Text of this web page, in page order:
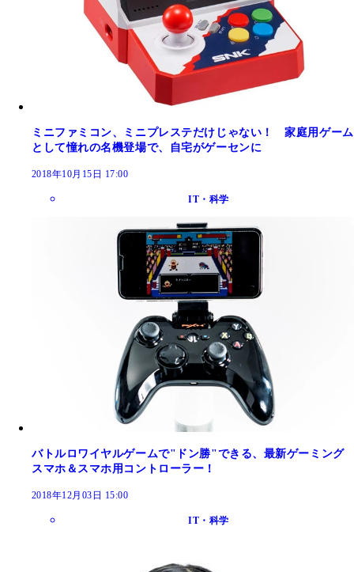
ミニファミコン、ミニプレステだけじゃない！ 家庭用ゲーム
として憧れの名機登場で、自宅がゲーセンに
2018年10月15日 17:00
IT・科学
バトルロワイヤルゲームで"ドン勝"できる、最新ゲーミング
スマホ＆スマホ用コントローラー！
2018年12月03日 15:00
IT・科学